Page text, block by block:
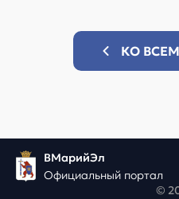
КО
ВМарийЭл
Официальный портал
©